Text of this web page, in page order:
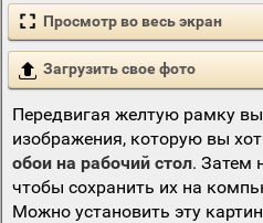
Просмотр во весь экран
Загрузить свое фото
Передвигая желтую рамку
изображения, которую вы
обои на рабочий стол. Затем
чтобы сохранить их на
Можно установить эту